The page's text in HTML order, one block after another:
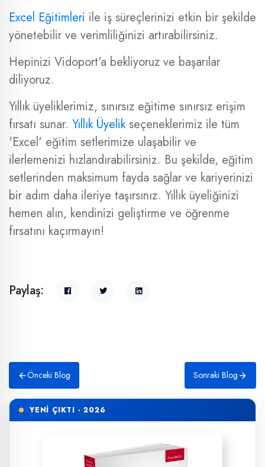
Excel Eğitimleri ile iş süreçlerinizi etkin bir şekilde
yönetebilir ve verimliliğinizi artırabilirsiniz.
Hepinizi Vidoport'a bekliyoruz ve başarılar
diliyoruz.
Yıllık üyeliklerimiz, sınırsız eğitime sınırsız erişim
fırsatı sunar. Yıllık Üyelikseçeneklerimiz ile tüm
'Excel' eğitim setlerimize ulaşabilir ve
ilerlemenizi hızlandırabilirsiniz. Bu şekilde, eğitim
setlerinden maksimum fayda sağlar ve kariyerinizi
bir adım daha ileriye taşırsınız. Yıllık üyeliğinizi
hemen alın, kendinizi geliştirme ve öğrenme
fırsatını kaçırmayın!
Paylaş:
Önceki Blog Sonraki Blog
YENİ ÇIKTI · 2026